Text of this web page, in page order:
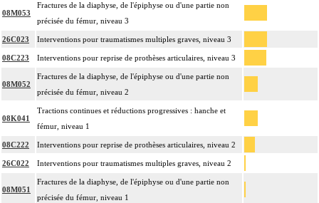
08M053
Fractures de la diaphyse, de l'épiphyse ou d'une partie non
précisée du fémur, niveau 3
26C023 Interventions pour traumatismes multiples graves, niveau 3
08C223 Interventions pour reprise de prothèses articulaires, niveau 3
08M052
Fractures de la diaphyse, de l'épiphyse ou d'une partie non
précisée du fémur, niveau 2
08K041
Tractions continues et réductions progressives : hanche et
fémur, niveau 1
08C222 Interventions pour reprise de prothèses articulaires, niveau 2
26C022 Interventions pour traumatismes multiples graves, niveau 2
08M051
Fractures de la diaphyse, de l'épiphyse ou d'une partie non
précisée du fémur, niveau 1